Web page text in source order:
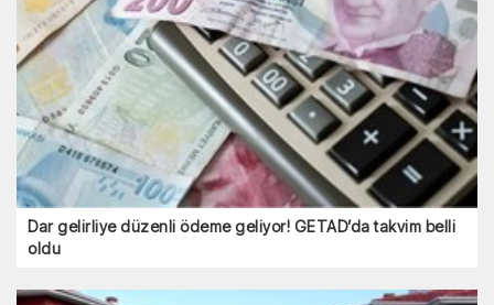
Dar gelirliye düzenli ödeme geliyor! GETAD’da takvim belli
oldu